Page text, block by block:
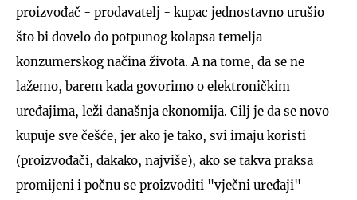
proizvođač - prodavatelj - kupac jednostavno urušio
što bi dovelo do potpunog kolapsa temelja
konzumerskog načina života. A na tome, da se ne
lažemo, barem kada govorimo o elektroničkim
uređajima, leži današnja ekonomija. Cilj je da se novo
kupuje sve češće, jer ako je tako, svi imaju koristi
(proizvođači, dakako, najviše), ako se takva praksa
promijeni i počnu se proizvoditi "vječni uređaji"